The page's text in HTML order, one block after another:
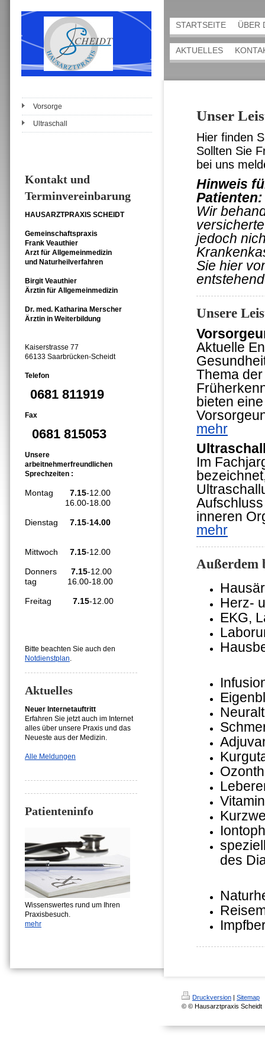
Vorsorge
Ultraschall
Kontakt und
Terminvereinbarung
HAUSARZTPRAXIS SCHEIDT
Gemeinschaftspraxis
Frank Veauthier
Arzt für Allgemeinmedizin
und Naturheilverfahren
Birgit Veauthier
Ärztin für Allgemeinmedizin
Dr. med. Katharina Merscher
Ärztin in Weiterbildung
Kaiserstrasse 77
66133 Saarbrücken-Scheidt
Telefon
0681 811919
Fax
0681 815053
Unsere
arbeitnehmerfreundlichen
Sprechzeiten :
Montag 7.15-12.00
16.00-18.00
Dienstag 7.15-14.00
Mittwoch 7.15-12.00
Donners 7.15-12.00
tag 16.00-18.00
Freitag 7.15-12.00
Bitte beachten Sie auch den
Notdienstplan.
Aktuelles
Neuer Internetauftritt
Erfahren Sie jetzt auch im Internet
alles über unsere Praxis und das
Neueste aus der Medizin.
Alle Meldungen
Patienteninfo
Wissenswertes rund um Ihren
Praxisbesuch.
mehr
STARTSEITE ÜBER
AKTUELLES
Unser
Hier finden
Sollten Sie
bei uns
Hinweis
Patienten:
Wir
jedoch
Sie hier
Unsere
Aktuelle
Thema
bieten
mehr
Im
inneren
mehr
Außerdem
Herz-
EKG,
des
Druckversion | Sitemap
© © Hausarztpraxis Scheidt